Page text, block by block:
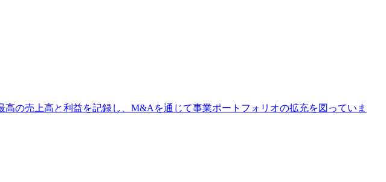
の売上高と利益を記録し、M&Aを通じて事業ポートフォリオの拡充を図っていま